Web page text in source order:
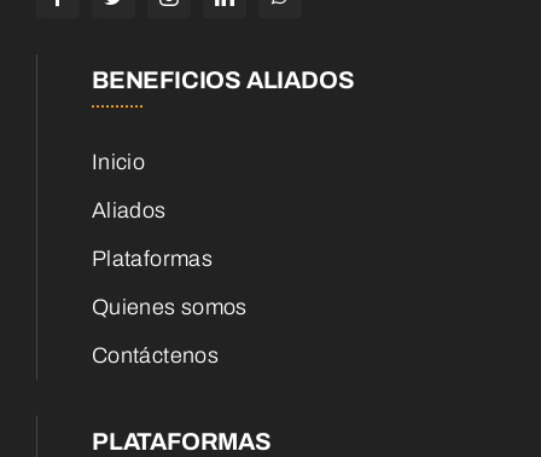
BENEFICIOS ALIADOS
Inicio
Aliados
Plataformas
Quienes somos
Contáctenos
PLATAFORMAS